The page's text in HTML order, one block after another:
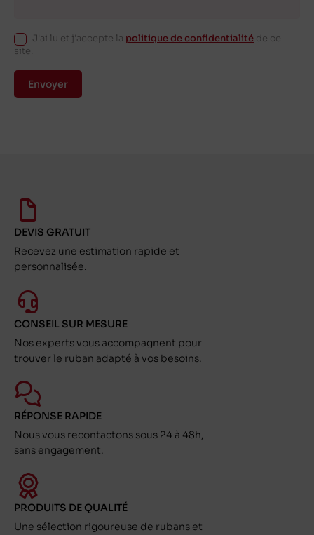
J'ai lu et j'accepte la politique de confidentialité de ce
site.
Envoyer
DEVIS GRATUIT
Recevez une estimation rapide et
personnalisée.
CONSEIL SUR MESURE
Nos experts vous accompagnent pour
trouver le ruban adapté à vos besoins.
RÉPONSE RAPIDE
Nous vous recontactons sous 24 à 48h,
sans engagement.
PRODUITS DE QUALITÉ
Une sélection rigoureuse de rubans et